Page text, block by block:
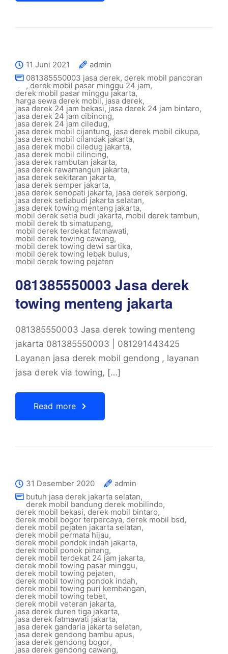
11 Juni 2021
admin
081385550003 jasa derek, derek mobil pancoran
, derek mobil pasar minggu 24 jam,
derek mobil pasar minggu jakarta,
harga sewa derek mobil, jasa derek,
jasa derek 24 jam bekasi, jasa derek 24 jam bintaro,
jasa derek 24 jam cibinong,
jasa derek 24 jam ciledug,
jasa derek mobil cijantung, jasa derek mobil cikupa,
jasa derek mobil cilandak jakarta,
jasa derek mobil ciledug jakarta,
jasa derek mobil cilincing,
jasa derek rambutan jakarta,
jasa derek rawamangun jakarta,
jasa derek sekitaran jakarta,
jasa derek semper jakarta,
jasa derek senopati jakarta, jasa derek serpong,
jasa derek setiabudi jakarta selatan,
jasa derek towing menteng jakarta,
mobil derek setia budi jakarta, mobil derek tambun,
mobil derek tb simatupang,
mobil derek terdekat fatmawati,
mobil derek towing cawang,
mobil derek towing dewi sartika,
mobil derek towing lebak bulus,
mobil derek towing pejaten
081385550003 Jasa derek
towing menteng jakarta
081385550003 Jasa derek towing menteng
jakarta 081385550003 | 081291443425
Layanan jasa derek mobil gendong , layanan
jasa derek via towing, […]
Read more
31 Desember 2020
admin
butuh jasa derek jakarta selatan,
derek mobil bandung derek mobilindo,
derek mobil bekasi, derek mobil bintaro,
derek mobil bogor terpercaya, derek mobil bsd,
derek mobil pejaten jakarta selatan,
derek mobil permata hijau,
derek mobil pondok indah jakarta,
derek mobil ponok pinang,
derek mobil terdekat 24 jam jakarta,
derek mobil towing pasar minggu,
derek mobil towing pejaten,
derek mobil towing pondok indah,
derek mobil towing puri kembangan,
derek mobil towing tebet,
derek mobil veteran jakarta,
jasa derek duren tiga jakarta,
jasa derek fatmawati jakarta,
jasa derek gandaria jakarta selatan,
jasa derek gendong bambu apus,
jasa derek gendong bogor,
jasa derek gendong cawang,